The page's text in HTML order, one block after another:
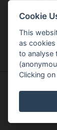
enjoy
Cookie
This
as
to analyse
Clicking